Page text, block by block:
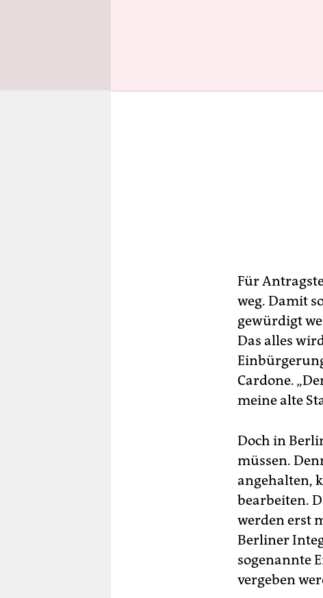
Für
weg. Damit
gewürdigt
Das alles
Cardone.
meine alte
Doch in
müssen.
angehalten,
bearbeiten.
werden erst
Berliner
sogenannte
vergeben